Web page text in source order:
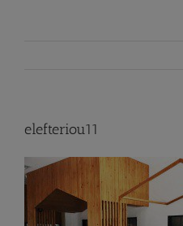
elefteriou11